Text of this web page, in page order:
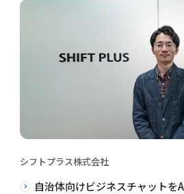
シフトプラス株式会社
自治体向けビジネスチャット